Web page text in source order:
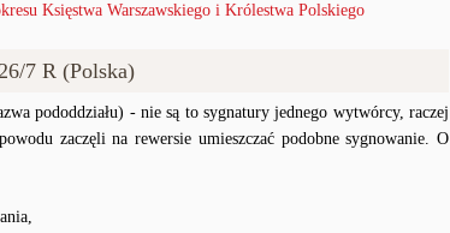
Księstwa Warszawskiego i Królestwa Polskiego
7 R (Polska)
pododdziału) - nie są to sygnatury jednego wytwórcy, raczej
zaczęli na rewersie umieszczać podobne sygnowanie. O